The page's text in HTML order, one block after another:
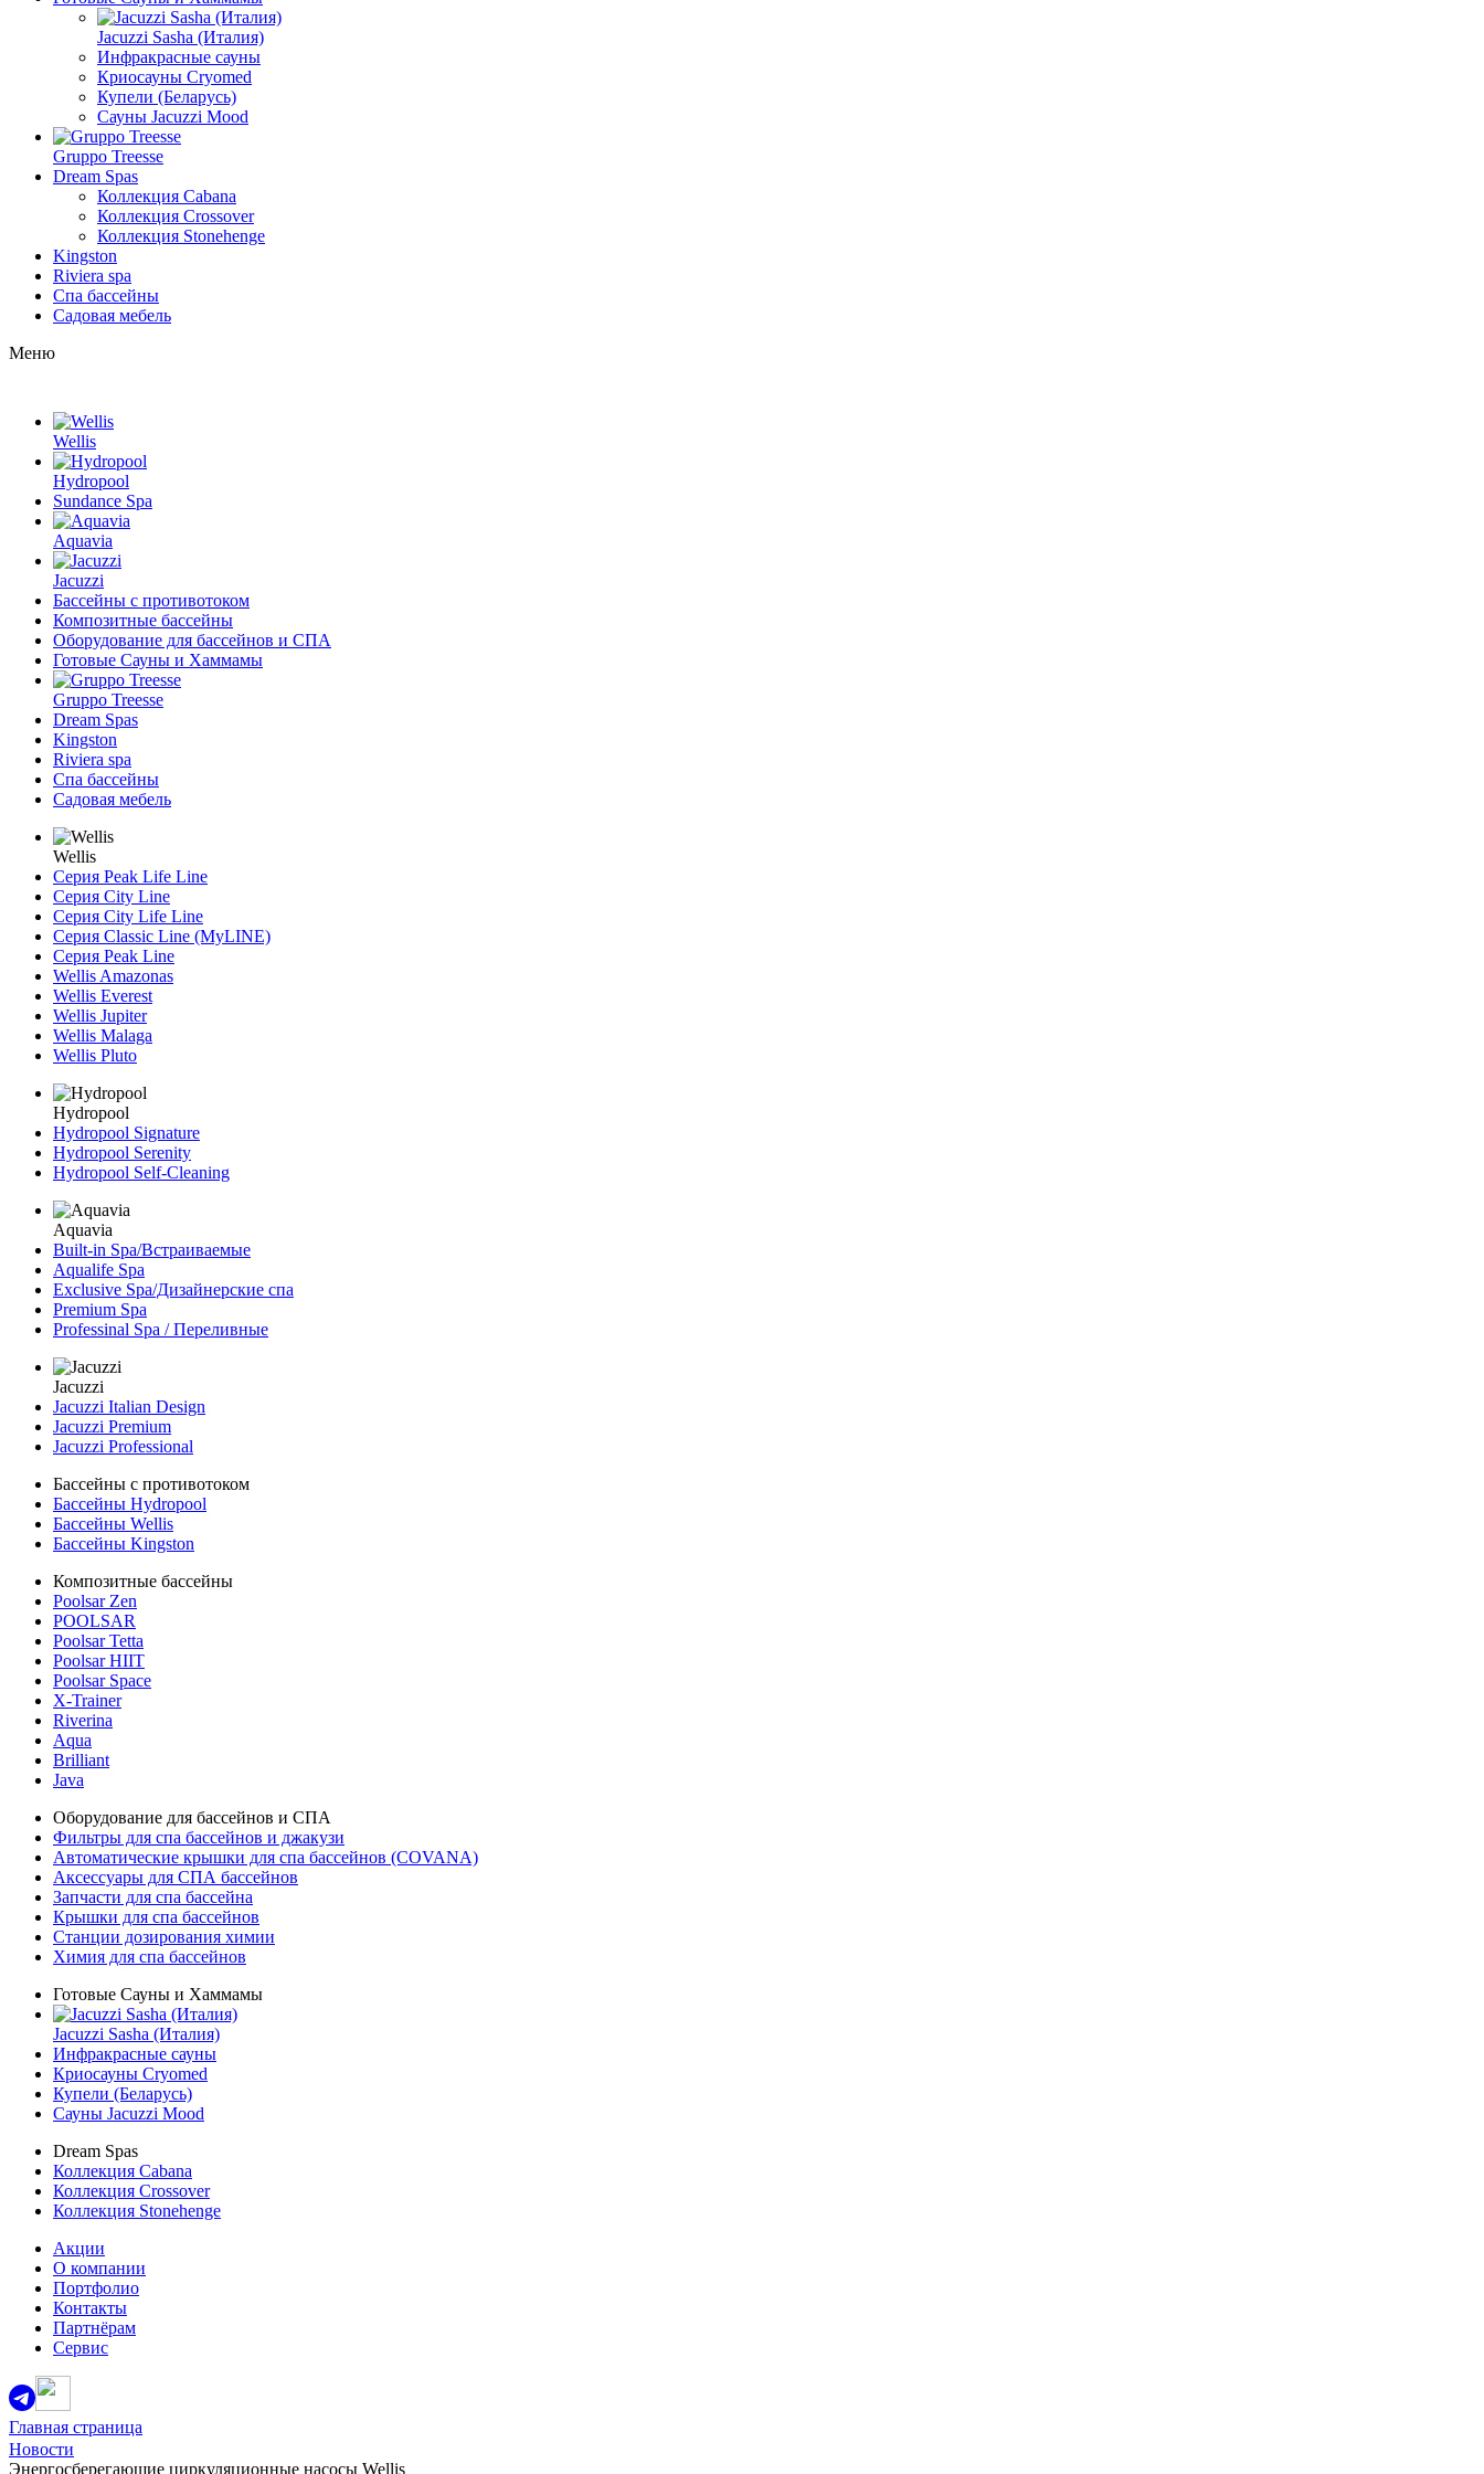
Jacuzzi Sasha (Италия)
Инфракрасные сауны
Криосауны Cryomed
Купели (Беларусь)
Сауны Jacuzzi Mood
Gruppo Treesse
Dream Spas
Коллекция Cabana
Коллекция Crossover
Коллекция Stonehenge
Kingston
Riviera spa
Спа бассейны
Садовая мебель
Меню
Wellis
Hydropool
Sundance Spa
Aquavia
Jacuzzi
Бассейны с противотоком
Композитные бассейны
Оборудование для бассейнов и СПА
Готовые Сауны и Хаммамы
Gruppo Treesse
Dream Spas
Kingston
Riviera spa
Спа бассейны
Садовая мебель
Wellis
Серия Peak Life Line
Серия City Line
Серия City Life Line
Серия Classic Line (MyLINE)
Серия Peak Line
Wellis Amazonas
Wellis Everest
Wellis Jupiter
Wellis Malaga
Wellis Pluto
Hydropool
Hydropool Signature
Hydropool Serenity
Hydropool Self-Сleaning
Aquavia
Built-in Spa/Встраиваемые
Aqualife Spa
Exclusive Spa/Дизайнерские спа
Premium Spa
Professinal Spa / Переливные
Jacuzzi
Jacuzzi Italian Design
Jacuzzi Premium
Jacuzzi Professional
Бассейны с противотоком
Бассейны Hydropool
Бассейны Wellis
Бассейны Kingston
Композитные бассейны
Poolsar Zen
POOLSAR
Poolsar Tetta
Poolsar HIIT
Poolsar Space
X-Trainer
Riverina
Aqua
Brilliant
Java
Оборудование для бассейнов и СПА
Фильтры для спа бассейнов и джакузи
Автоматические крышки для спа бассейнов (COVANA)
Аксессуары для СПА бассейнов
Запчасти для спа бассейна
Крышки для спа бассейнов
Станции дозирования химии
Химия для спа бассейнов
Готовые Сауны и Хаммамы
Jacuzzi Sasha (Италия)
Инфракрасные сауны
Криосауны Cryomed
Купели (Беларусь)
Сауны Jacuzzi Mood
Dream Spas
Коллекция Cabana
Коллекция Crossover
Коллекция Stonehenge
Акции
О компании
Портфолио
Контакты
Партнёрам
Сервис
Главная страница
Новости
Энергосберегающие циркуляционные насосы Wellis